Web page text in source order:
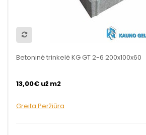
Betoninė trinkelė KG GT 2-6 200x100x60
13,00€ už m2
Greita Peržiūra